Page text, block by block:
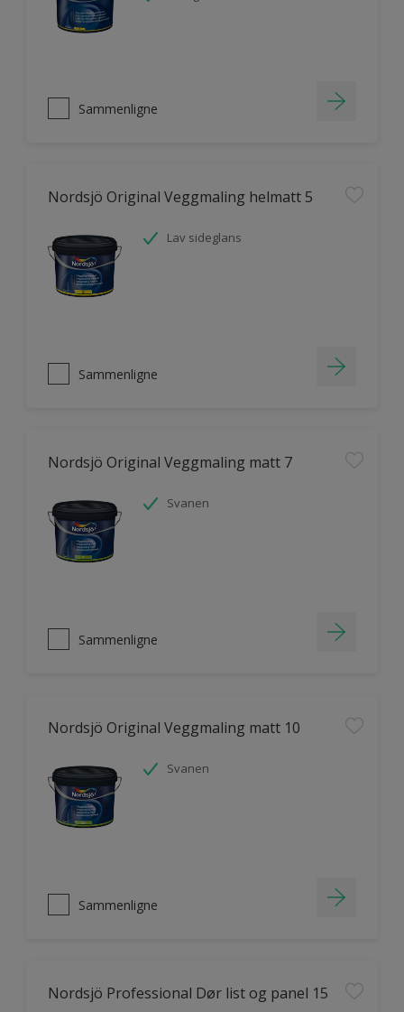
Sammenligne
Nordsjö Original Veggmaling helmatt 5
Lav sideglans
Sammenligne
Nordsjö Original Veggmaling matt 7
Svanen
Sammenligne
Nordsjö Original Veggmaling matt 10
Svanen
Sammenligne
Nordsjö Professional Dør list og panel 15